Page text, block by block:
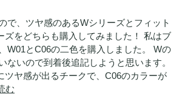
で、ツヤ感のあるWシリーズとフィット
ズをどちらも購入してみました！ 私はブ
W01とC06の二色を購入しました。 Wの
ないので到着後追記しようと思います。
ツヤ感が出るチークで、C06のカラーが
む